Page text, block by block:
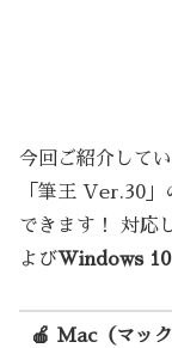
今回ご紹介して
「筆王 Ver.30」
できます！ 対応
よびWindows 10
🍎 Mac（マッ